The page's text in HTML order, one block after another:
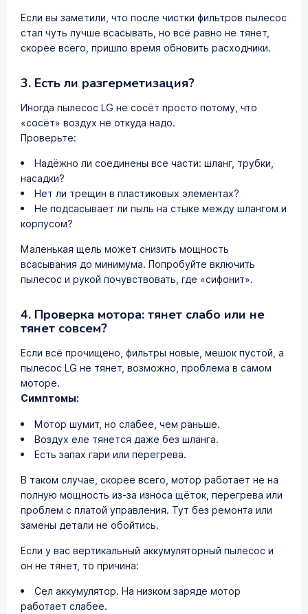
Если вы заметили, что после чистки фильтров пылесос
стал чуть лучше всасывать, но всё равно не тянет,
скорее всего, пришло время обновить расходники.
3. Есть ли разгерметизация?
Иногда пылесос LG не сосёт просто потому, что
«сосёт» воздух не откуда надо.
Проверьте:
Надёжно ли соединены все части: шланг, трубки,
насадки?
Нет ли трещин в пластиковых элементах?
Не подсасывает ли пыль на стыке между шлангом и
корпусом?
Маленькая щель может снизить мощность
всасывания до минимума. Попробуйте включить
пылесос и рукой почувствовать, где «сифонит».
4. Проверка мотора: тянет слабо или не
тянет совсем?
Если всё прочищено, фильтры новые, мешок пустой, а
пылесос LG не тянет, возможно, проблема в самом
моторе.
Симптомы:
Мотор шумит, но слабее, чем раньше.
Воздух еле тянется даже без шланга.
Есть запах гари или перегрева.
В таком случае, скорее всего, мотор работает не на
полную мощность из-за износа щёток, перегрева или
проблем с платой управления. Тут без ремонта или
замены детали не обойтись.
Если у вас вертикальный аккумуляторный пылесос и
он не тянет, то причина:
Сел аккумулятор. На низком заряде мотор
работает слабее.